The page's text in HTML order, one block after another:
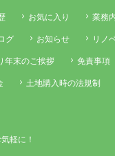
お気に入り 業務
グ お知らせ
リノ
末のご挨拶 免責事項
土地購入時の法規制
軽に！